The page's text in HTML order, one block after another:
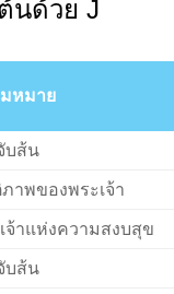
นด้วย J
หมาย
บส้น
าพของพระเจ้า
จ้าแห่งความสงบสุข
บส้น